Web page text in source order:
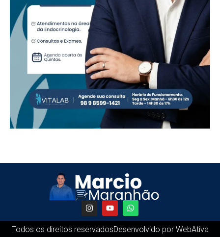
Todos os direitos reservadosDesenvolvido por WebAtiva